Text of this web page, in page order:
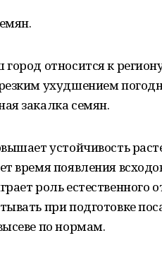
относится к
ухудшением
закалка семян.
устойчивость
время появления
роль естественного
при подготовке
по нормам.